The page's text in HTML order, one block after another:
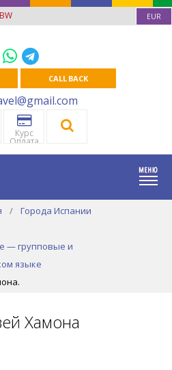
EUR
CALL BACK
Курс
Оплата
Города Испании
— групповые и
языке
Хамона